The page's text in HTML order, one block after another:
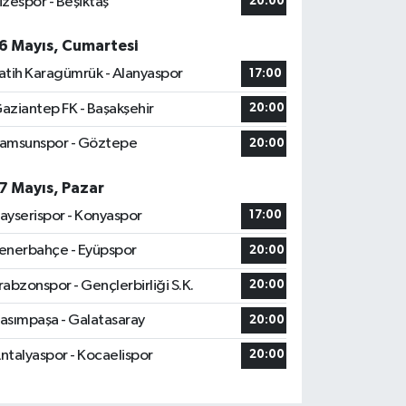
Mayıs, Cumartesi
Karagümrük - Alanyaspor
17:00
FK - Başakşehir 20:00
- Göztepe 20:00
Mayıs, Pazar
- Konyaspor
17:00
- Eyüpspor 20:00
- Gençlerbirliği S.K. 20:00
- Galatasaray 20:00
- Kocaelispor 20:00